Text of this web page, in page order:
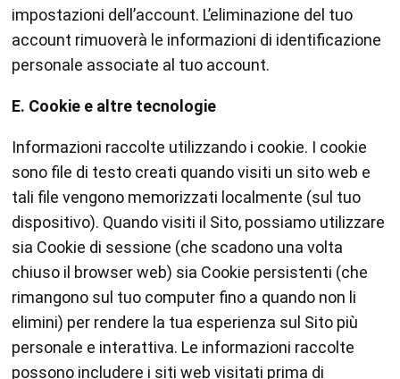
impostazioni dell’account. L’eliminazione del tuo
account rimuoverà le informazioni di identificazione
personale associate al tuo account.
E. Cookie e altre tecnologie
Informazioni raccolte utilizzando i cookie. I cookie
sono file di testo creati quando visiti un sito web e
tali file vengono memorizzati localmente (sul tuo
dispositivo). Quando visiti il Sito, possiamo utilizzare
sia Cookie di sessione (che scadono una volta
chiuso il browser web) sia Cookie persistenti (che
rimangono sul tuo computer fino a quando non li
elimini) per rendere la tua esperienza sul Sito più
personale e interattiva. Le informazioni raccolte
possono includere i siti web visitati prima di